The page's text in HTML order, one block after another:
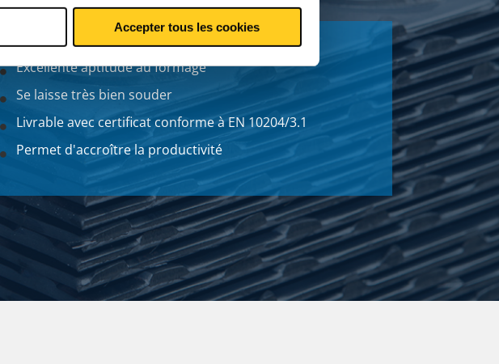
Accepter tous les cookies
Excellente aptitude au formage
Se laisse très bien souder
Livrable avec certificat conforme à EN 10204/3.1
Permet d'accroître la productivité